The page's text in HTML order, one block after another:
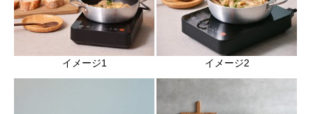
イメージ1 イメージ2